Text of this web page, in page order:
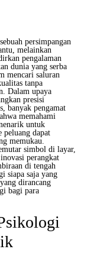
persimpangan
melainkan
pengalaman
dunia yang serba
mencari saluran
tanpa
Dalam upaya
presisi
banyak pengamat
memahami
untuk
peluang dapat
memukau.
simbol di layar,
perangkat
di tengah
siapa saja yang
dirancang
bagi para